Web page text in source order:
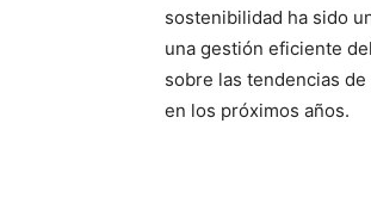
sostenibilidad ha sido
una gestión eficiente
sobre las tendencias
en los próximos años.